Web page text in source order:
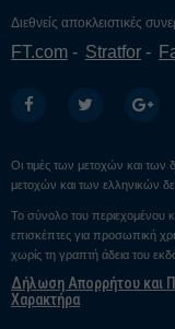
Διεθνείς αποκλειστικές
FT.com Stratfor
Οι τιμές των μετοχών και των
μετοχών και των ελληνικών
Το σύνολο του περιεχομένου
επισκέπτες για προσωπική
χωρίς τη γραπτή άδεια του
Δήλωση Απορρήτου και
Χαρακτήρα